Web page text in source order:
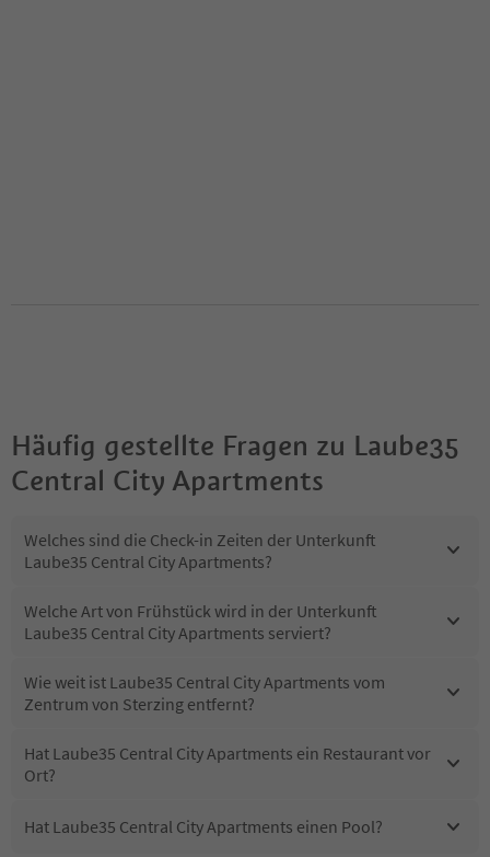
Häufig gestellte Fragen zu Laube35
Central City Apartments
Welches sind die Check-in Zeiten der Unterkunft
Laube35 Central City Apartments?
Welche Art von Frühstück wird in der Unterkunft
Laube35 Central City Apartments serviert?
Wie weit ist Laube35 Central City Apartments vom
Zentrum von Sterzing entfernt?
Hat Laube35 Central City Apartments ein Restaurant vor
Ort?
Hat Laube35 Central City Apartments einen Pool?